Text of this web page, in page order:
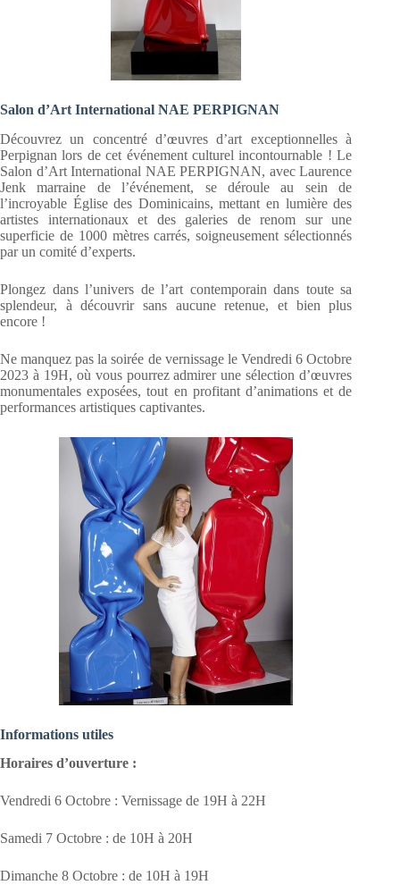
Salon d’Art International NAE PERPIGNAN
Découvrez un concentré d’œuvres d’art exceptionnelles à
Perpignan lors de cet événement culturel incontournable ! Le
Salon d’Art International NAE PERPIGNAN, avec Laurence
Jenk marraine de l’événement, se déroule au sein de
l’incroyable Église des Dominicains, mettant en lumière des
artistes internationaux et des galeries de renom sur une
superficie de 1000 mètres carrés, soigneusement sélectionnés
par un comité d’experts.
Plongez dans l’univers de l’art contemporain dans toute sa
splendeur, à découvrir sans aucune retenue, et bien plus
encore !
Ne manquez pas la soirée de vernissage le Vendredi 6 Octobre
2023 à 19H, où vous pourrez admirer une sélection d’œuvres
monumentales exposées, tout en profitant d’animations et de
performances artistiques captivantes.
Informations utiles
Horaires d’ouverture :
Vendredi 6 Octobre : Vernissage de 19H à 22H
Samedi 7 Octobre : de 10H à 20H
Dimanche 8 Octobre : de 10H à 19H